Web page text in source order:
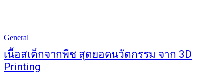
General
เนื้อสเต็กจากพืช สุดยอดนวัตกรรม จาก 3D
Printing